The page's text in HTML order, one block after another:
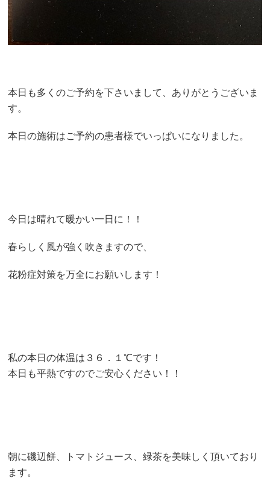
本日も多くのご予約を下さいまして、ありがとうございま
す。
本日の施術はご予約の患者様でいっぱいになりました。
今日は晴れて暖かい一日に！！
春らしく風が強く吹きますので、
花粉症対策を万全にお願いします！
私の本日の体温は３６．１℃です！
本日も平熱ですのでご安心ください！！
朝に磯辺餅、トマトジュース、緑茶を美味しく頂いており
ます。